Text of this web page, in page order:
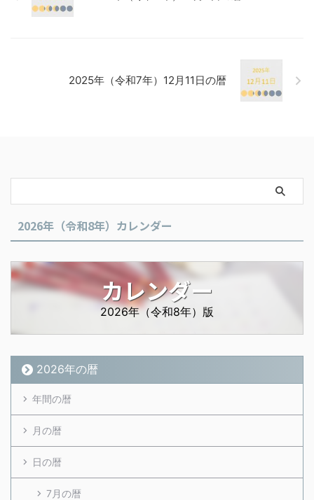
2025年（令和7年）12月11日の暦
2026年（令和8年）カレンダー
カレンダー
2026年（令和8年）版
2026年の暦
年間の暦
月の暦
日の暦
7月の暦